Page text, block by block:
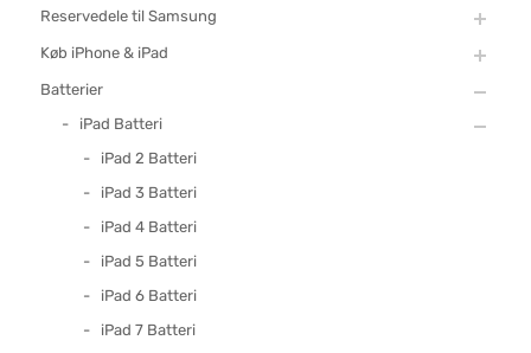
Reservedele til Samsung
Køb iPhone & iPad
Batterier
iPad Batteri
iPad 2 Batteri
iPad 3 Batteri
iPad 4 Batteri
iPad 5 Batteri
iPad 6 Batteri
iPad 7 Batteri